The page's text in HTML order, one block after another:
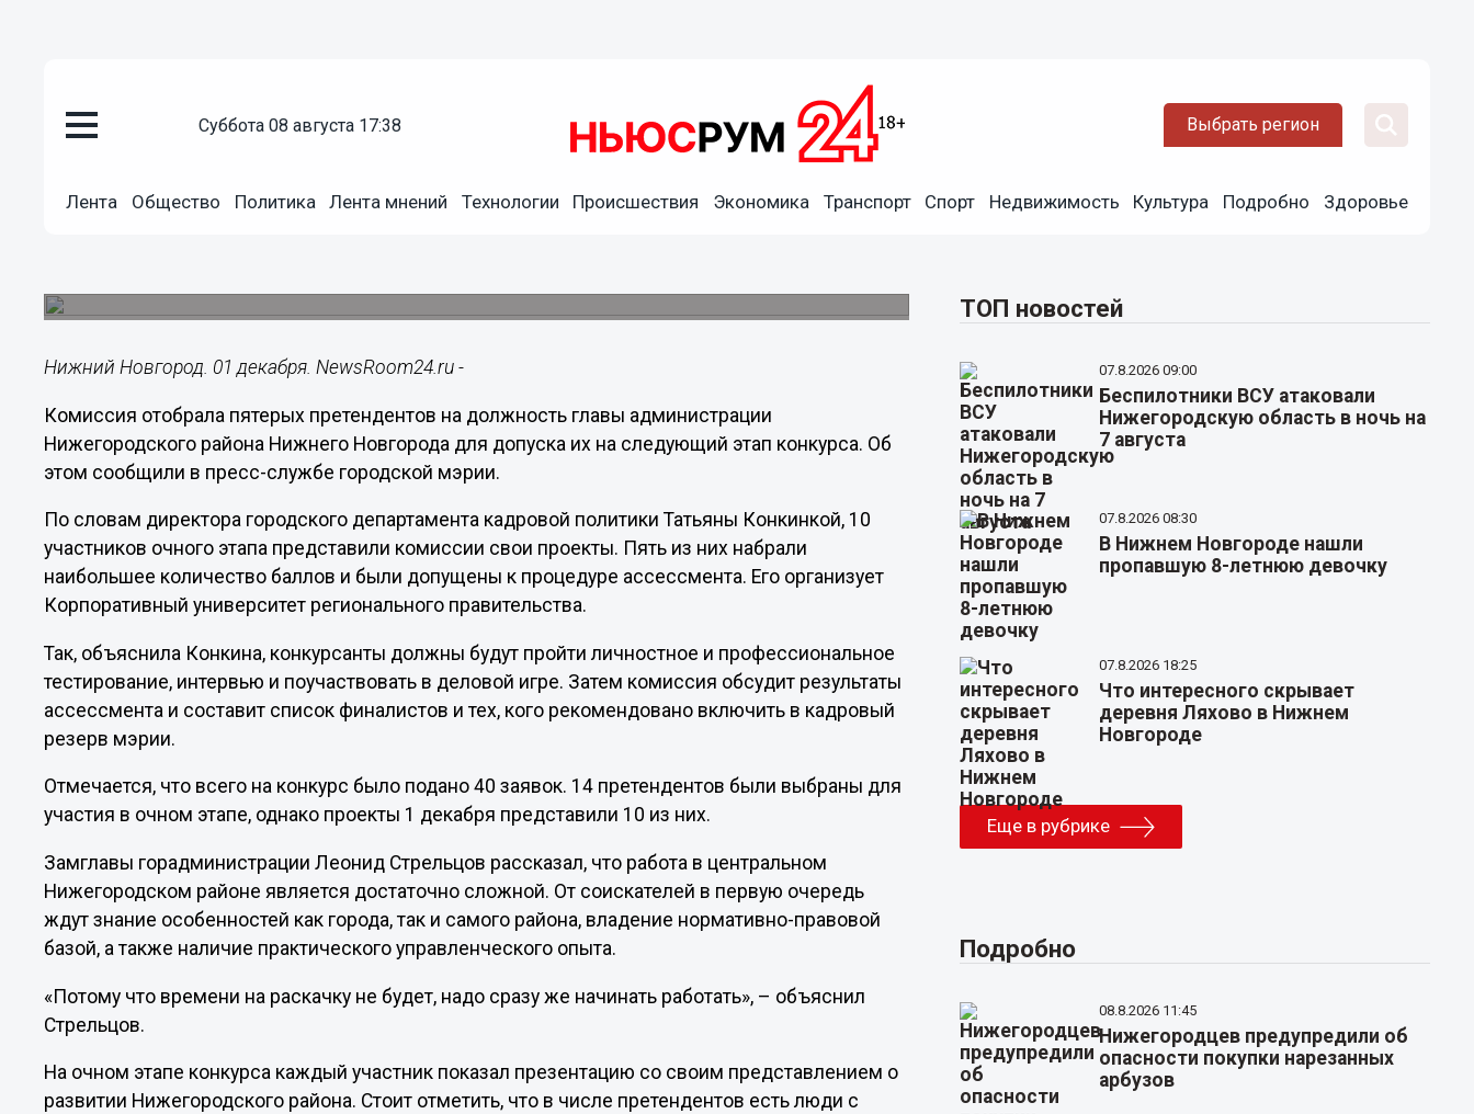
суббота 08 августа 17:38 Выбрать регион
Лента Общество Политика Лента мнений Технологии Происшествия Экономика Транспорт Спорт Недвижимость Культура Подробно Здоровье
Пять претендентов осталось на пост главы
Нижний Новгород. 01 декабря. NewsRoom24.ru -
Комиссия отобрала пятерых претендентов на должность главы администрации
Нижегородского района Нижнего Новгорода для допуска их на следующий этап конкурса. Об
этом сообщили в пресс-службе городской мэрии.
По словам директора городского департамента кадровой политики Татьяны Конкинкой, 10
участников очного этапа представили комиссии свои проекты. Пять из них набрали
наибольшее количество баллов и были допущены к процедуре ассессмента. Его организует
Корпоративный университет регионального правительства.
Так, объяснила Конкина, конкурсанты должны будут пройти личностное и профессиональное
тестирование, интервью и поучаствовать в деловой игре. Затем комиссия обсудит результаты
ассессмента и составит список финалистов и тех, кого рекомендовано включить в кадровый
резерв мэрии.
Отмечается, что всего на конкурс было подано 40 заявок. 14 претендентов были выбраны для
участия в очном этапе, однако проекты 1 декабря представили 10 из них.
Замглавы горадминистрации Леонид Стрельцов рассказал, что работа в центральном
Нижегородском районе является достаточно сложной. От соискателей в первую очередь
ждут знание особенностей как города, так и самого района, владение нормативно-правовой
базой, а также наличие практического управленческого опыта.
«Потому что времени на раскачку не будет, надо сразу же начинать работать», – объяснил
Стрельцов.
На очном этапе конкурса каждый участник показал презентацию со своим представлением о
развитии Нижегородского района. Стоит отметить, что в числе претендентов есть люди с
ТОП новостей
07.8.2026 09:00
Беспилотники ВСУ атаковали
Нижегородскую область в ночь на
7 августа
07.8.2026 08:30
В Нижнем Новгороде нашли
пропавшую 8-летнюю девочку
07.8.2026 18:25
Что интересного скрывает
деревня Ляхово в Нижнем
Новгороде
Еще в рубрике
Подробно
08.8.2026 11:45
Нижегородцев предупредили об
опасности покупки нарезанных
арбузов